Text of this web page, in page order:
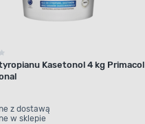
Kasetonol 4 kg Primacol
z dostawą
w sklepie